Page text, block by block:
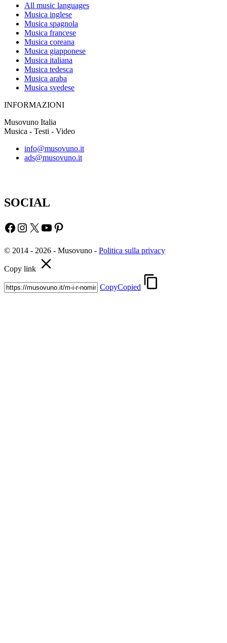
All music languages
Musica inglese
Musica spagnola
Musica francese
Musica coreana
Musica giapponese
Musica italiana
Musica tedesca
Musica araba
Musica svedese
INFORMAZIONI
Musovuno Italia
Musica - Testi - Video
info@musovuno.it
ads@musovuno.it
SOCIAL
Facebook
Instagram
X YouTube
Pinterest
© 2014 - 2026 - Musovuno - Politica sulla privacy
Copy link
CopyCopied